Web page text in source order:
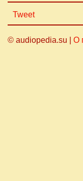
Tweet
© audiopedia.su | О